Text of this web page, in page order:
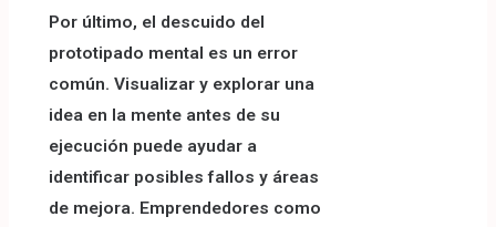
Por último, el descuido del
prototipado mental es un error
común. Visualizar y explorar una
idea en la mente antes de su
ejecución puede ayudar a
identificar posibles fallos y áreas
de mejora. Emprendedores como